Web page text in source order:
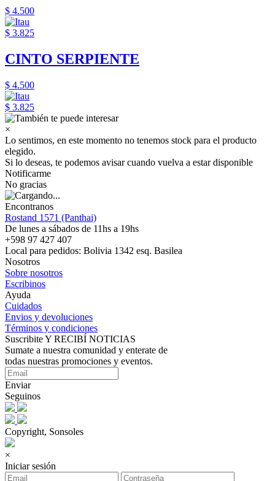
$ 4.500
$ 3.825
CINTO SERPIENTE
$ 4.500
$ 3.825
×
Lo sentimos, en este momento no tenemos stock para el producto
elegido.
Si lo deseas, te podemos avisar cuando vuelva a estar disponible
Notificarme
No gracias
Encontranos
Rostand 1571 (Panthai)
De lunes a sábados de 11hs a 19hs
+598 97 427 407
Local para pedidos: Bolivia 1342 esq. Basilea
Nosotros
Sobre nosotros
Escribinos
Ayuda
Cuidados
Envios y devoluciones
Términos y condiciones
Suscribite Y RECIBÍ NOTICIAS
Sumate a nuestra comunidad y enterate de
todas nuestras promociones y eventos.
Enviar
Seguinos
Copyright, Sonsoles
×
Iniciar sesión